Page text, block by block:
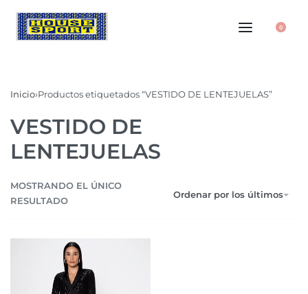
0
Inicio›Productos etiquetados “VESTIDO DE LENTEJUELAS”
VESTIDO DE
LENTEJUELAS
MOSTRANDO EL ÚNICO
RESULTADO
Ordenar por los últimos